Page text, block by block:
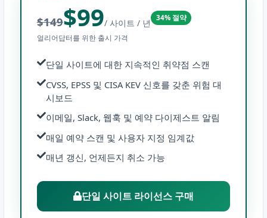
$149$99/ 사이트 / 년 34% 절약
얼리어답터를 위한 출시 가격
단일 사이트에 대한 지속적인 취약점 스캔
CVSS, EPSS 및 CISA KEV 신호를 갖춘 위험 대
시보드
이메일, Slack, 웹훅 및 예약 다이제스트 알림
매일 예약 스캔 및 사용자 지정 임계값
매년 갱신, 언제든지 취소 가능
단일 사이트 라이선스 구매